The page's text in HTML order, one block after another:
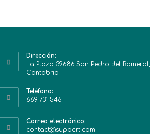
Dirección:
La Plaza 39686 San Pedro del Romeral,
Cantabria
Teléfono:
669 731 546
Correo electrónico:
contact@support.com